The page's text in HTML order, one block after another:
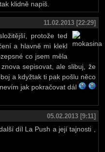
klidně napiš.
11.02.2013 [22:29]
protože ted
a hlavně mi klekl
co jsem měla
sepisovat, ale slibuj, že
a kdyžtak ti pak pošlu něco
jak pokračovat dál
05.02.2013 [9:11]
díl La Push a její tajnosti ,